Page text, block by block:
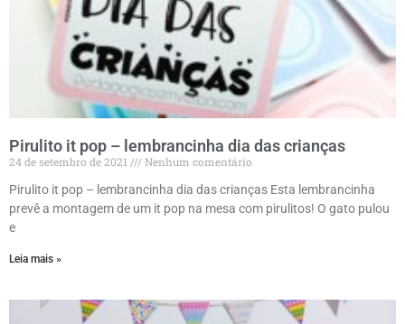
Pirulito it pop – lembrancinha dia das crianças
24 de setembro de 2021
Nenhum comentário
Pirulito it pop – lembrancinha dia das crianças Esta lembrancinha
prevê a montagem de um it pop na mesa com pirulitos! O gato pulou
e
Leia mais »